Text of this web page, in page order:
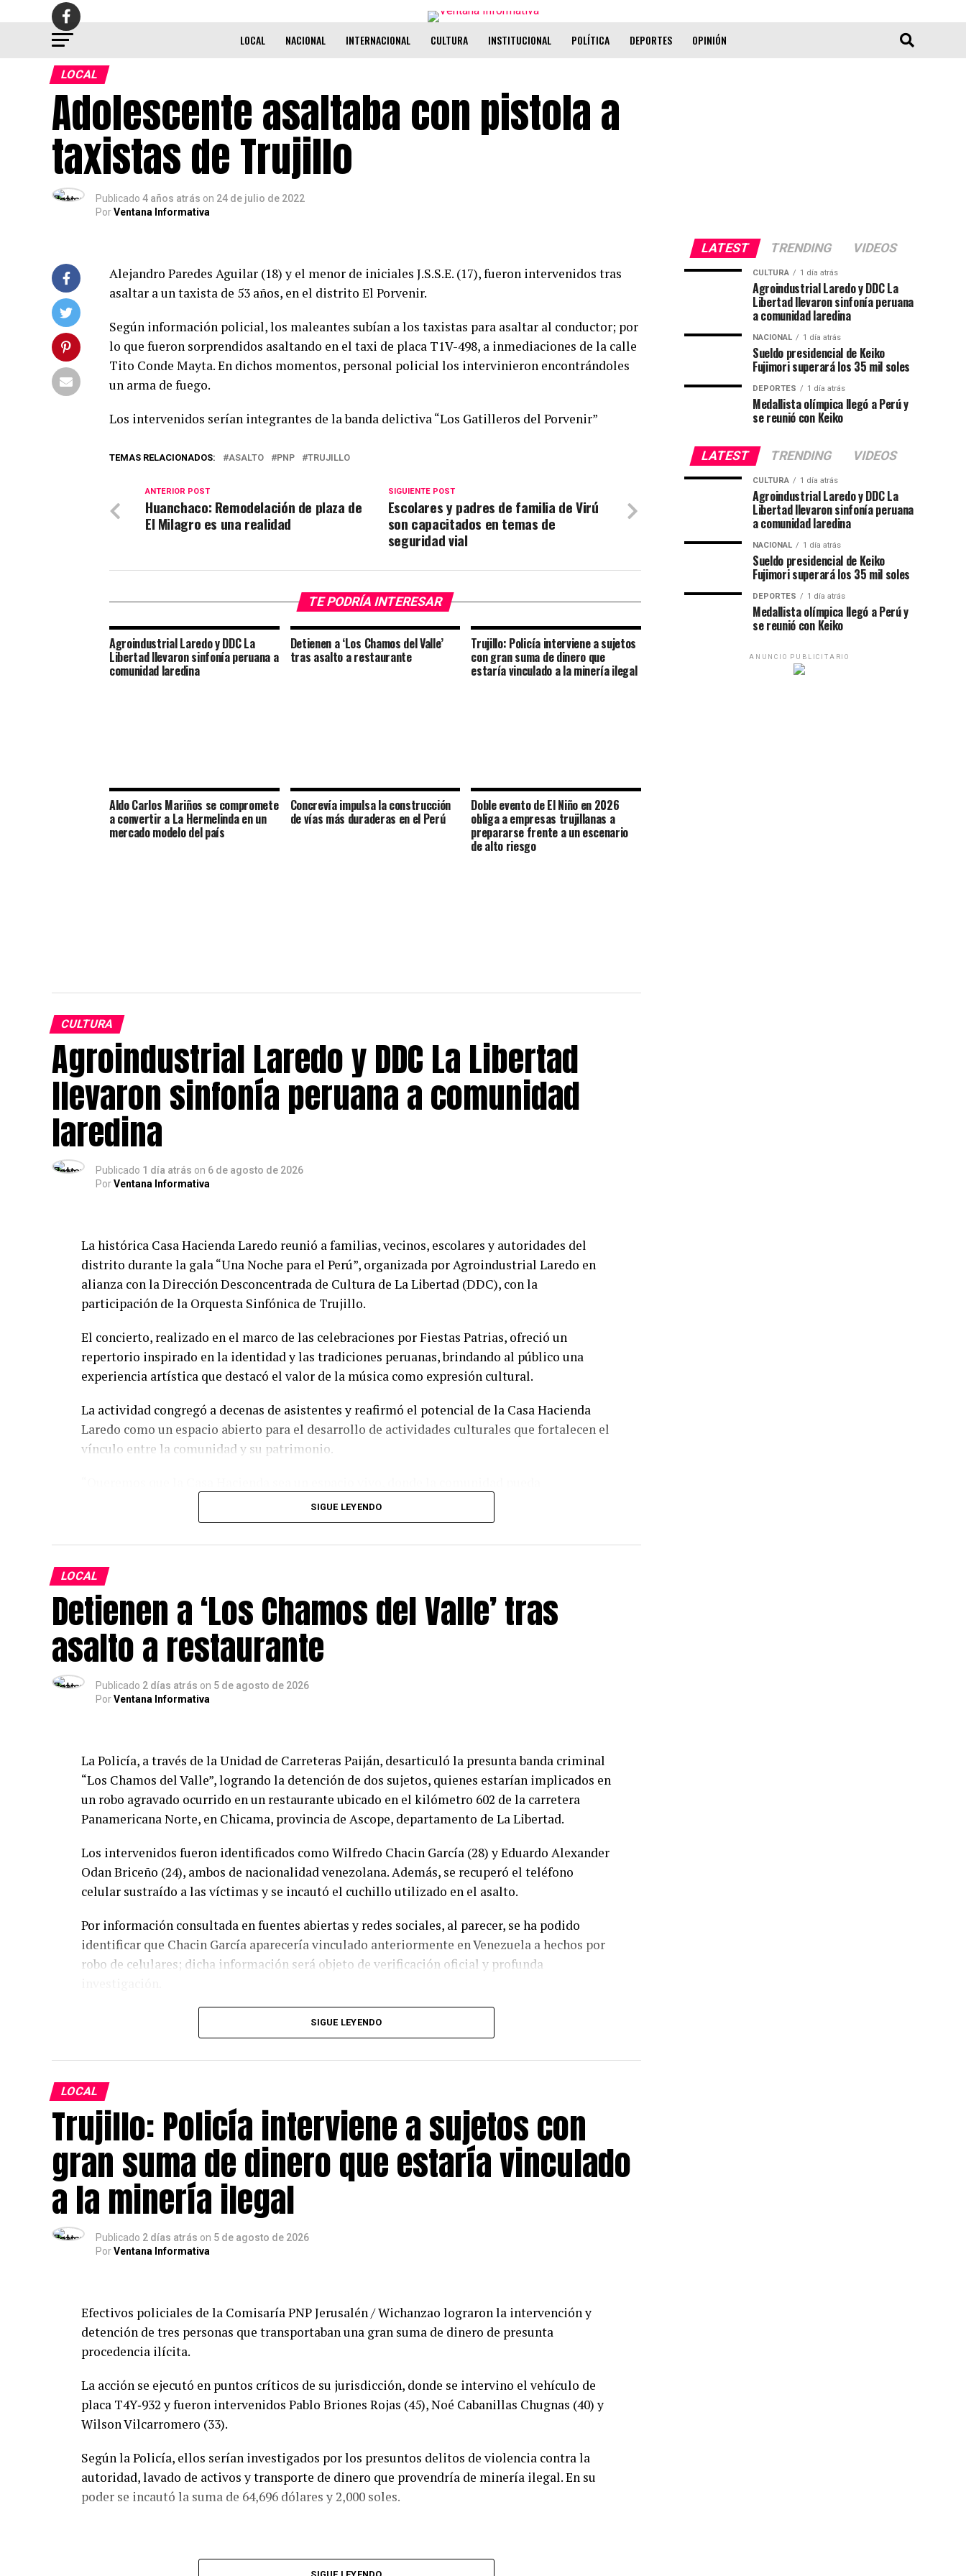
LOCAL NACIONAL INTERNACIONAL CULTURA INSTITUCIONAL POLÍTICA DEPORTES OPINIÓN
LOCAL
Adolescente asaltaba con pistola a
taxistas de Trujillo
Publicado 4 años atrás on 24 de julio de 2022
PorVentana Informativa
Alejandro Paredes Aguilar (18) y el menor de iniciales J.S.S.E. (17), fueron intervenidos tras
asaltar a un taxista de 53 años, en el distrito El Porvenir.
Según información policial, los maleantes subían a los taxistas para asaltar al conductor; por
lo que fueron sorprendidos asaltando en el taxi de placa T1V-498, a inmediaciones de la calle
Tito Conde Mayta. En dichos momentos, personal policial los intervinieron encontrándoles
un arma de fuego.
Los intervenidos serían integrantes de la banda delictiva “Los Gatilleros del Porvenir”
TEMAS RELACIONADOS: ASALTO PNP TRUJILLO
SIGUIENTE POST
Escolares y padres de familia de Virú
son capacitados en temas de
seguridad vial
ANTERIOR POST
Huanchaco: Remodelación de plaza de
El Milagro es una realidad
TE PODRÍA INTERESAR
Agroindustrial Laredo y DDC La
Libertad llevaron sinfonía peruana a
comunidad laredina
Detienen a ‘Los Chamos del Valle’
tras asalto a restaurante
Trujillo: Policía interviene a sujetos
con gran suma de dinero que
estaría vinculado a la minería ilegal
Aldo Carlos Mariños se compromete
a convertir a La Hermelinda en un
mercado modelo del país
Concrevía impulsa la construcción
de vías más duraderas en el Perú
Doble evento de El Niño en 2026
obliga a empresas trujillanas a
prepararse frente a un escenario
de alto riesgo
CULTURA
Agroindustrial Laredo y DDC La Libertad
llevaron sinfonía peruana a comunidad
laredina
Publicado 1 día atrás on 6 de agosto de 2026
PorVentana Informativa
La histórica Casa Hacienda Laredo reunió a familias, vecinos, escolares y autoridades del
distrito durante la gala “Una Noche para el Perú”, organizada por Agroindustrial Laredo en
alianza con la Dirección Desconcentrada de Cultura de La Libertad (DDC), con la
participación de la Orquesta Sinfónica de Trujillo.
El concierto, realizado en el marco de las celebraciones por Fiestas Patrias, ofreció un
repertorio inspirado en la identidad y las tradiciones peruanas, brindando al público una
experiencia artística que destacó el valor de la música como expresión cultural.
La actividad congregó a decenas de asistentes y reafirmó el potencial de la Casa Hacienda
Laredo como un espacio abierto para el desarrollo de actividades culturales que fortalecen el
vínculo entre la comunidad y su patrimonio.
encontrarse, compartir y disfrutar de experiencias que fortalezcan su identidad. La acogida
de este evento demuestra el interés de la población por vivir la cultura y el arte”, señaló Luis
Fernando Piza, gerente general de Agroindustrial Laredo.
Esta iniciativa forma parte del compromiso de Agroindustrial Laredo por impulsar espacios
de integración y promover actividades que contribuyan al fortalecimiento de la identidad
cultural de la comunidad.
SIGUE LEYENDO
LOCAL
Detienen a ‘Los Chamos del Valle’ tras
asalto a restaurante
Publicado 2 días atrás on 5 de agosto de 2026
PorVentana Informativa
La Policía, a través de la Unidad de Carreteras Paiján, desarticuló la presunta banda criminal
“Los Chamos del Valle”, logrando la detención de dos sujetos, quienes estarían implicados en
un robo agravado ocurrido en un restaurante ubicado en el kilómetro 602 de la carretera
Panamericana Norte, en Chicama, provincia de Ascope, departamento de La Libertad.
Los intervenidos fueron identificados como Wilfredo Chacin García (28) y Eduardo Alexander
Odan Briceño (24), ambos de nacionalidad venezolana. Además, se recuperó el teléfono
celular sustraído a las víctimas y se incautó el cuchillo utilizado en el asalto.
Por información consultada en fuentes abiertas y redes sociales, al parecer, se ha podido
identificar que Chacin García aparecería vinculado anteriormente en Venezuela a hechos por
robo de celulares; dicha información será objeto de verificación oficial y profunda
Los intervenidos fueron trasladados a la Comisaría de Chicama y puestos a disposición de la
Fiscalía Provincial Penal Corporativa de Ascope, para continuar todas las diligencias y
esclarecer su situación migratoria.
SIGUE LEYENDO
LOCAL
Trujillo: Policía interviene a sujetos con
gran suma de dinero que estaría vinculado
a la minería ilegal
Publicado 2 días atrás on 5 de agosto de 2026
PorVentana Informativa
Efectivos policiales de la Comisaría PNP Jerusalén / Wichanzao lograron la intervención y
detención de tres personas que transportaban una gran suma de dinero de presunta
procedencia ilícita.
La acción se ejecutó en puntos críticos de su jurisdicción, donde se intervino el vehículo de
placa T4Y‑932 y fueron intervenidos Pablo Briones Rojas (45), Noé Cabanillas Chugnas (40) y
Wilson Vilcarromero (33).
Según la Policía, ellos serían investigados por los presuntos delitos de violencia contra la
autoridad, lavado de activos y transporte de dinero que provendría de minería ilegal. En su
poder se incautó la suma de 64,696 dólares y 2,000 soles.
LATEST TRENDING VIDEOS
CULTURA 1 día atrás
Agroindustrial Laredo y DDC La
Libertad llevaron sinfonía peruana
a comunidad laredina
NACIONAL 1 día atrás
Sueldo presidencial de Keiko
Fujimori superará los 35 mil soles
DEPORTES 1 día atrás
Medallista olímpica llegó a Perú y
se reunió con Keiko
LATEST TRENDING VIDEOS
CULTURA 1 día atrás
Agroindustrial Laredo y DDC La
Libertad llevaron sinfonía peruana
a comunidad laredina
NACIONAL 1 día atrás
Sueldo presidencial de Keiko
Fujimori superará los 35 mil soles
DEPORTES 1 día atrás
Medallista olímpica llegó a Perú y
se reunió con Keiko
ANUNCIO PUBLICITARIO